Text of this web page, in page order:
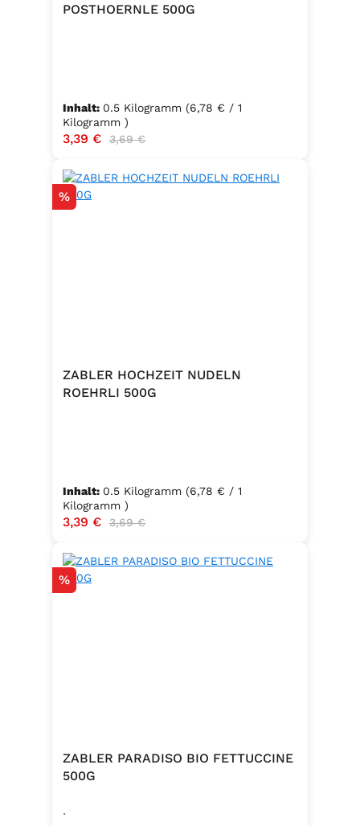
POSTHOERNLE 500G
Inhalt: 0.5 Kilogramm (6,78 € / 1
Kilogramm )
Verkaufspreis:
3,39 € Regulärer Preis:
3,69 €
Rabatt
%
ZABLER HOCHZEIT NUDELN
ROEHRLI 500G
Inhalt: 0.5 Kilogramm (6,78 € / 1
Kilogramm )
Verkaufspreis:
3,39 € Regulärer Preis:
3,69 €
Rabatt
%
ZABLER PARADISO BIO FETTUCCINE
500G
.